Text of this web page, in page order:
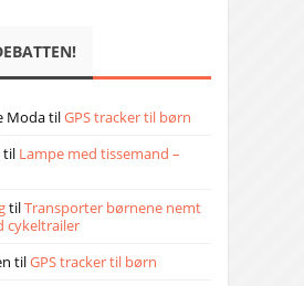
ModatilGPS tracker til børn
til Lampe med tissemand –
tilTransporter børnene nemt
cykeltrailer
tilGPS tracker til børn